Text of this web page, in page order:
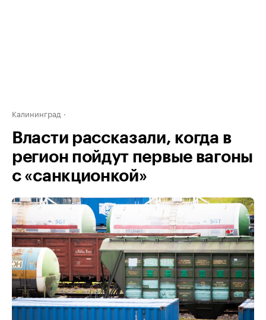
Калининград
Власти рассказали, когда в
регион пойдут первые вагоны
с «санкционкой»